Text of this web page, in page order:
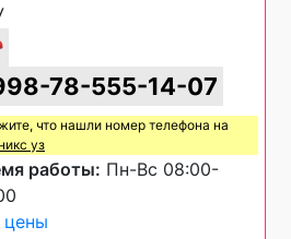
78-555-14-07
что нашли номер телефона на
уз
работы: Пн-Вс 08:00-
цены